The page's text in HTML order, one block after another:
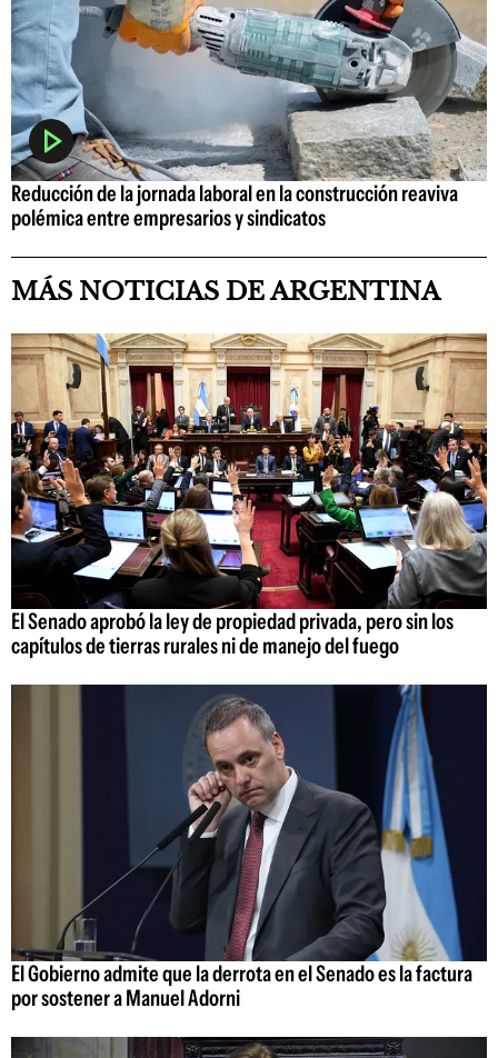
Reducción de la jornada laboral en la construcción reaviva
polémica entre empresarios y sindicatos
MÁS NOTICIAS DE ARGENTINA
El Senado aprobó la ley de propiedad privada, pero sin los
capítulos de tierras rurales ni de manejo del fuego
El Gobierno admite que la derrota en el Senado es la factura
por sostener a Manuel Adorni